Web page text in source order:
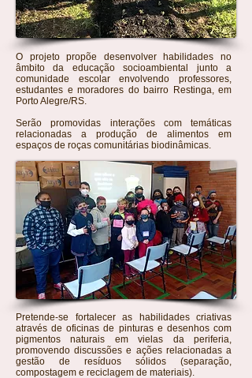
O projeto propõe desenvolver habilidades no
âmbito da educação socioambiental junto a
comunidade escolar envolvendo professores,
estudantes e moradores do bairro Restinga, em
Porto Alegre/RS.
Serão promovidas interações com temáticas
relacionadas a produção de alimentos em
espaços de roças comunitárias biodinâmicas.
Pretende-se fortalecer as habilidades criativas
através de oficinas de pinturas e desenhos com
pigmentos naturais em vielas da periferia,
promovendo discussões e ações relacionadas a
gestão de resíduos sólidos (separação,
compostagem e reciclagem de materiais).